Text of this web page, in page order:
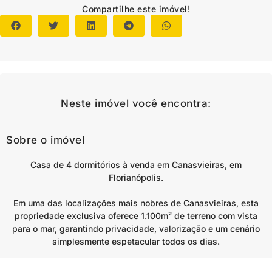
Compartilhe este imóvel!
Neste imóvel você encontra:
Sobre o imóvel
Casa de 4 dormitórios à venda em Canasvieiras, em
Florianópolis.
Em uma das localizações mais nobres de Canasvieiras, esta
propriedade exclusiva oferece 1.100m² de terreno com vista
para o mar, garantindo privacidade, valorização e um cenário
simplesmente espetacular todos os dias.